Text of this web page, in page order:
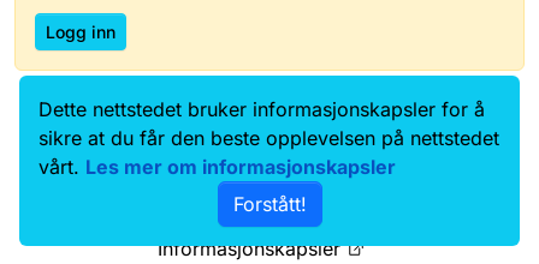
Logg inn
Data.norge.no
Kontakt oss
Samtykke og brukervilkår
Tilgjengelighetserklæring
Personvernerklæring
Informasjonskapsler
Dette nettstedet bruker informasjonskapsler for å
sikre at du får den beste opplevelsen på nettstedet
vårt. Les mer om informasjonskapsler
Forstått!